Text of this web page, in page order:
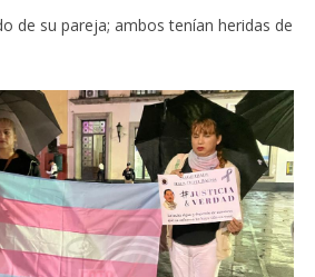
de su pareja; ambos tenían heridas de